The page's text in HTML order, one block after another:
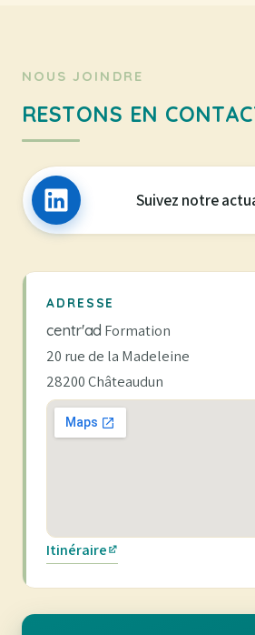
NOUS JOINDRE
RESTONS EN
Suivez notre
ADRESSE
centr'ad Formation
20 rue de la Madeleine
28200 Châteaudun
Itinéraire
(nouvel onglet)